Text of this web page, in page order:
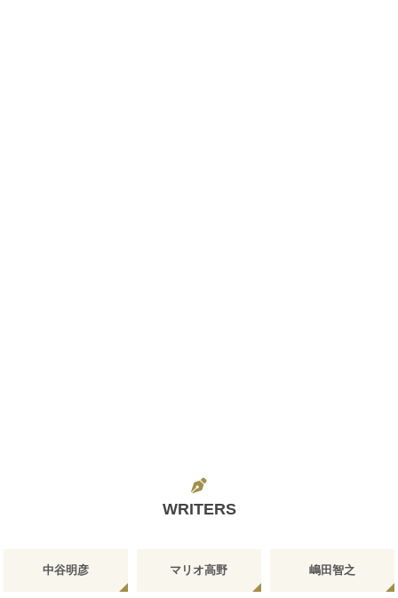
WRITERS
中谷明彦 マリオ高野 嶋田智之